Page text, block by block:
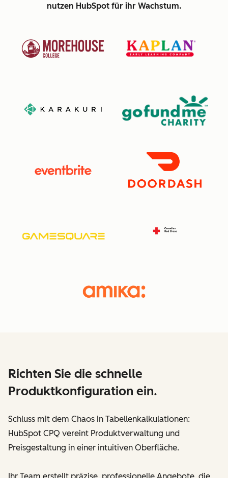
nutzen HubSpot für ihr Wachstum.
Richten Sie die schnelle
Produktkonfiguration ein.
Schluss mit dem Chaos in Tabellenkalkulationen:
HubSpot CPQ vereint Produktverwaltung und
Preisgestaltung in einer intuitiven Oberfläche.